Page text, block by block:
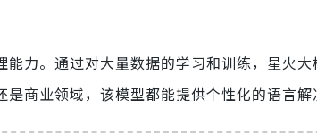
力。通过对大量数据的学习和训练，星火大
商业领域，该模型都能提供个性化的语言解